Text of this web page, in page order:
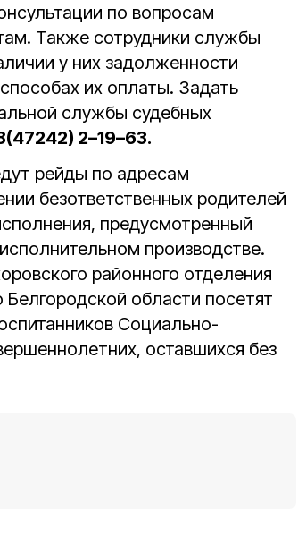
по вопросам
Также сотрудники службы
у них задолженности
их оплаты. Задать
службы судебных
2–19–63.
рейды по адресам
безответственных родителей
предусмотренный
производстве.
районного отделения
области посетят
Социально-
оставшихся без